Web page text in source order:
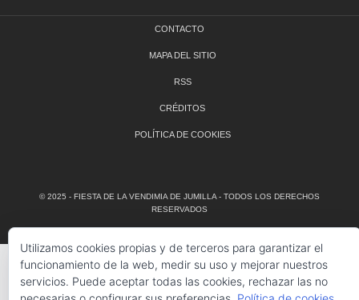
CONTACTO
MAPA DEL SITIO
RSS
CRÉDITOS
POLÍTICA DE COOKIES
© 2025 - FIESTA DE LA VENDIMIA DE JUMILLA - TODOS LOS DERECHOS
RESERVADOS
Utilizamos cookies propias y de terceros para garantizar el
funcionamiento de la web, medir su uso y mejorar nuestros
servicios. Puede aceptar todas las cookies, rechazar las no